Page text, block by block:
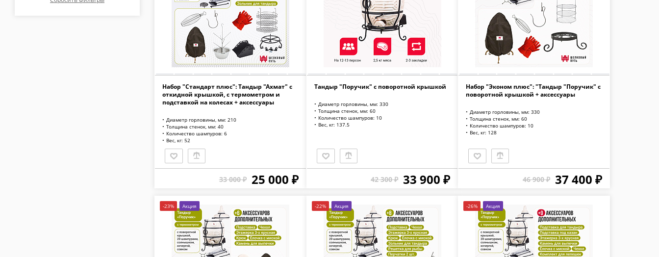
Набор "Стандарт плюс": Тандыр "Ахмат" с
откидной крышкой, с термометром и
подставкой на колесах + аксессуары
Диаметр горловины, мм: 210
Толщина стенок, мм: 40
Количество шампуров: 6
Вес, кг: 52
33 000 ₽ 25 000 ₽
Тандыр "Поручик" с поворотной крышкой
Диаметр горловины, мм: 330
Толщина стенок, мм: 60
Количество шампуров: 10
Вес, кг: 137.5
42 300 ₽ 33 900 ₽
Набор "Эконом плюс": "Тандыр "Поручик" с
поворотной крышкой + аксессуары
Диаметр горловины, мм: 330
Толщина стенок, мм: 60
Количество шампуров: 10
Вес, кг: 128
46 900 ₽ 37 400 ₽
-23% Акция -22% Акция -26% Акция